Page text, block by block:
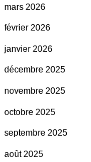
mars 2026
février 2026
janvier 2026
décembre 2025
novembre 2025
octobre 2025
septembre 2025
août 2025